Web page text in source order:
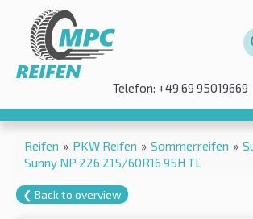
Telefon: +49 69 95019669
Reifen » PKW Reifen » Sommerreifen »
Sunny NP 226 215/60R16 95H TL
❮ Back to overview